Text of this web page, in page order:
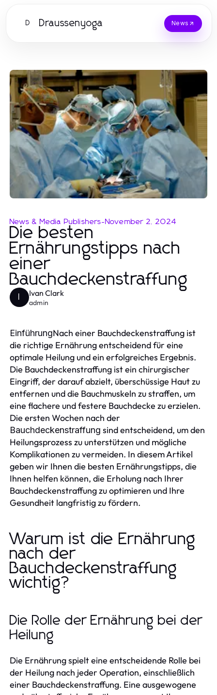
D Draussenyoga News
News & Media Publishers-November 2, 2024
Die besten
Ernährungstipps nach
einer
Bauchdeckenstraffung
Ivan Clark
admin
EinführungNach einer Bauchdeckenstraffung ist
die richtige Ernährung entscheidend für eine
optimale Heilung und ein erfolgreiches Ergebnis.
Die Bauchdeckenstraffung ist ein chirurgischer
Eingriff, der darauf abzielt, überschüssige Haut zu
entfernen und die Bauchmuskeln zu straffen, um
eine flachere und festere Bauchdecke zu erzielen.
Die ersten Wochen nach der
Bauchdeckenstraffung sind entscheidend, um den
Heilungsprozess zu unterstützen und mögliche
Komplikationen zu vermeiden. In diesem Artikel
geben wir Ihnen die besten Ernährungstipps, die
Ihnen helfen können, die Erholung nach Ihrer
Bauchdeckenstraffung zu optimieren und Ihre
Gesundheit langfristig zu fördern.
Warum ist die Ernährung
nach der
Bauchdeckenstraffung
wichtig?
Die Rolle der Ernährung bei der
Heilung
Die Ernährung spielt eine entscheidende Rolle bei
der Heilung nach jeder Operation, einschließlich
einer Bauchdeckenstraffung. Eine ausgewogene